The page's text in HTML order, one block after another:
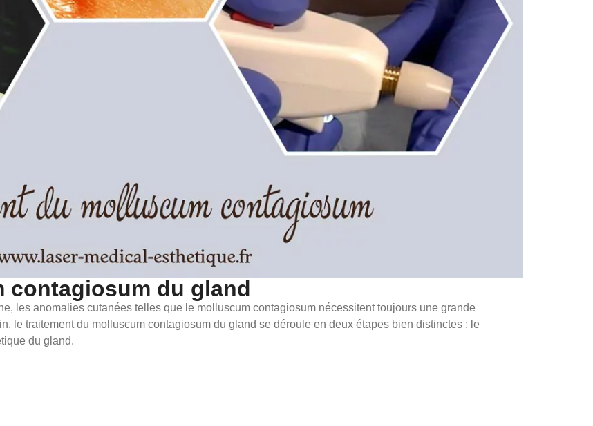
contagiosum du gland
les anomalies cutanées telles que le molluscum contagiosum nécessitent toujours une grande
le traitement du molluscum contagiosum du gland se déroule en deux étapes bien distinctes : le
du gland.